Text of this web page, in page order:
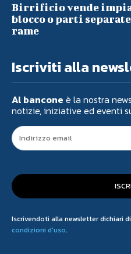
Birrificio vende
blocco o parti
rame
Iscriviti alla
Al bancone è la nostra
notizie, iniziative ed eventi
Iscrivendoti alla newsletter dichiari
condizioni d'uso.